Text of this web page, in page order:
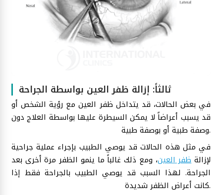
ثالثاً: إزالة ظفر العين بواسطة الجراحة
في بعض الحالات، قد يتداخل ظفر العين مع رؤية الشخص أو
قد يسبب أعراضاً لا يمكن السيطرة عليها بواسطة العلاج دون
وصفة طبية أو بوصفة طبية.
في مثل هذه الحالات قد يوصي الطبيب بإجراء عملية جراحية
لإزالةظفر العين، ومع ذلك غالباً ما ينمو الظفر مرة أخرى بعد
الجراحة. لهذا السبب قد يوصي الطبيب بالجراحة فقط إذا
كانت أعراض الظفر شديدة.